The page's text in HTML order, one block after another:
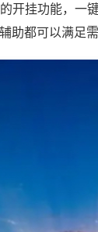
开挂功能，一
助都可以满足需